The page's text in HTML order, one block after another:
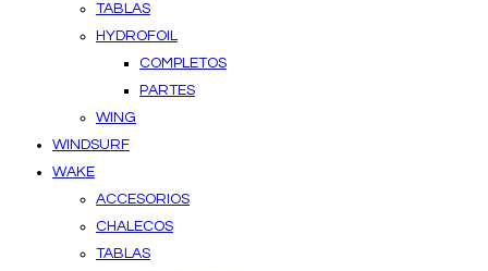
TABLAS
HYDROFOIL
COMPLETOS
PARTES
WING
WINDSURF
WAKE
ACCESORIOS
CHALECOS
TABLAS